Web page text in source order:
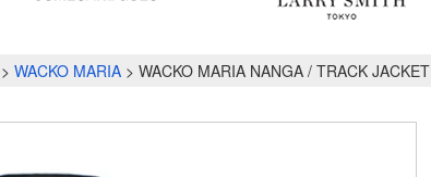
WACKO MARIA WACKO MARIA NANGA / TRACK JACKET